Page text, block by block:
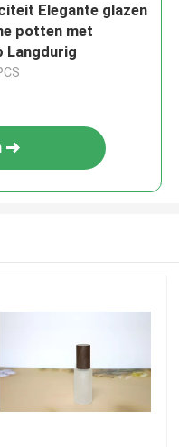
Elegante glazen
potten met
Langdurig